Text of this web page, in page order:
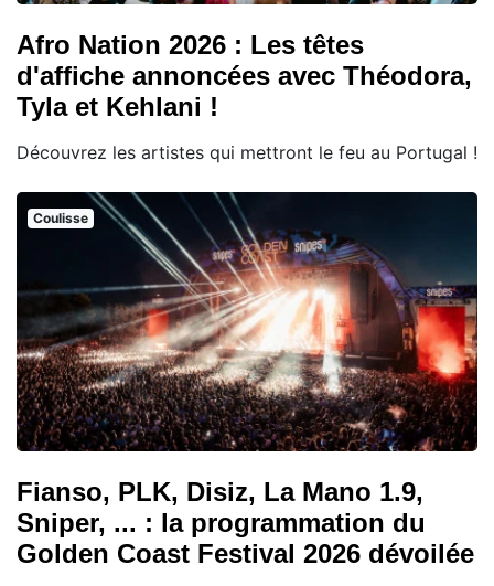
Afro Nation 2026 : Les têtes
d'affiche annoncées avec Théodora,
Tyla et Kehlani !
Découvrez les artistes qui mettront le feu au Portugal !
Coulisse
Fianso, PLK, Disiz, La Mano 1.9,
Sniper, ... : la programmation du
Golden Coast Festival 2026 dévoilée